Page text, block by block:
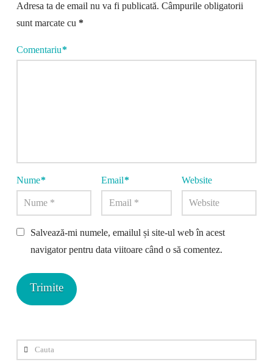
Adresa ta de email nu va fi publicată. Câmpurile obligatorii
sunt marcate cu *
Comentariu*
Nume* Email* Website
Salvează-mi numele, emailul și site-ul web în acest
navigator pentru data viitoare când o să comentez.
Cauta